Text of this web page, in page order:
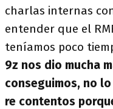
charlas internas
entender que el
teníamos poco
9z nos dio mucha
conseguimos, no
re contentos